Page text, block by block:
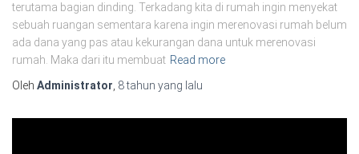
terutama bagian dinding. Terkadang kita di rumah ingin menyekat
sebuah ruangan sementara karena ingin merenovasi rumah belum
ada dana yang pas atau kekurangan dana untuk merenovasi
rumah. Maka dari itu membuat Read more
Oleh Administrator 8 tahun yang lalu